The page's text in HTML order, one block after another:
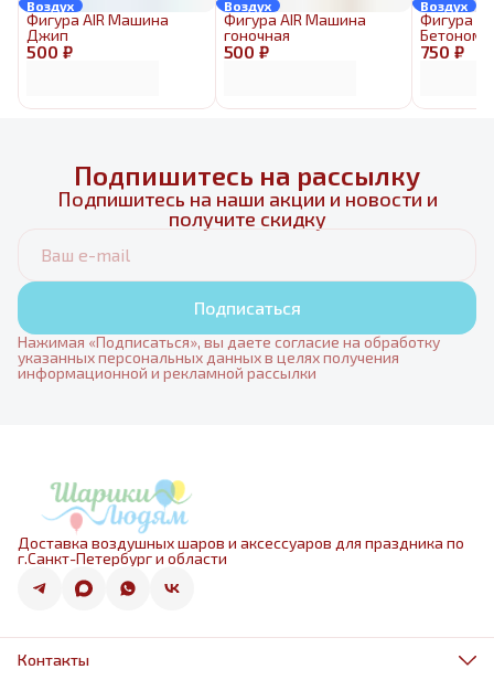
Воздух
500 ₽
Фигура AIR Машина
Джип
Воздух
500 ₽
Фигура AIR Машина
гоночная
Воздух
750 ₽
Фигура
Подпишитесь на рассылку
Подпишитесь на наши акции и новости и
получите скидку
Подписаться
Нажимая «Подписаться», вы даете согласие на обработку
указанных персональных данных в целях получения
информационной и рекламной рассылки
Доставка воздушных шаров и аксессуаров для праздника по
г.Санкт-Петербург и области
Контакты